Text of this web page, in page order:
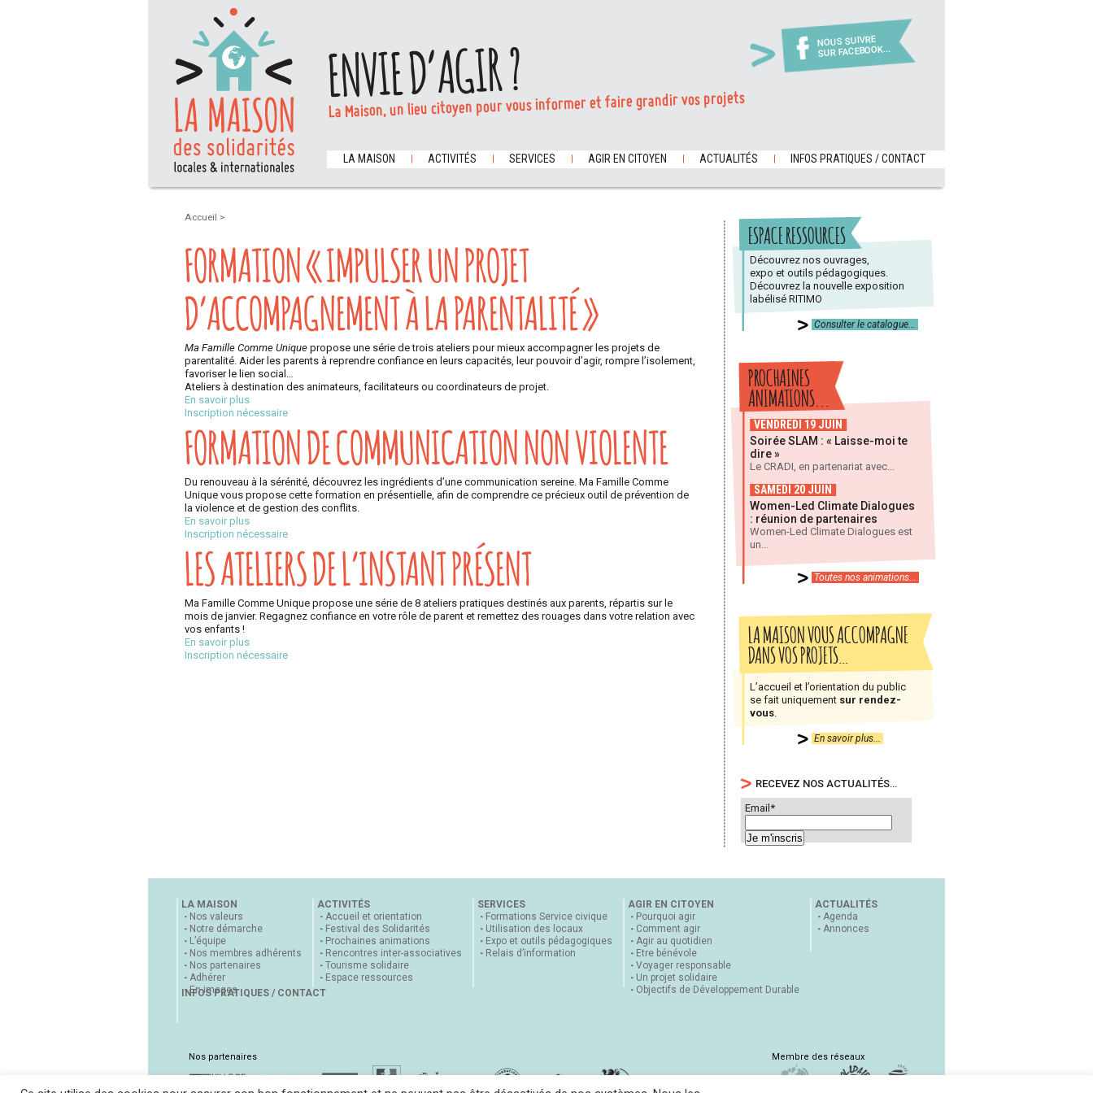
NOUS SUIVRE
SUR FACEBOOK...
ENVIE D’AGIR ?
La Maison, un lieu citoyen pour vous informer et faire grandir vos projets
LA MAISON ACTIVITÉS SERVICES AGIR EN CITOYEN ACTUALITÉS INFOS PRATIQUES / CONTACT
Accueil >
FORMATION « IMPULSER UN PROJET
D’ACCOMPAGNEMENT À LA PARENTALITÉ »
Ma Famille Comme Unique propose une série de trois ateliers pour mieux accompagner les projets de
parentalité. Aider les parents à reprendre confiance en leurs capacités, leur pouvoir d’agir, rompre l’isolement,
favoriser le lien social…
Ateliers à destination des animateurs, facilitateurs ou coordinateurs de projet.
En savoir plus
Inscription nécessaire
FORMATION DE COMMUNICATION NON VIOLENTE
Du renouveau à la sérénité, découvrez les ingrédients d’une communication sereine. Ma Famille Comme
Unique vous propose cette formation en présentielle, afin de comprendre ce précieux outil de prévention de
la violence et de gestion des conflits.
En savoir plus
Inscription nécessaire
LES ATELIERS DE L’INSTANT PRÉSENT
Ma Famille Comme Unique propose une série de 8 ateliers pratiques destinés aux parents, répartis sur le
mois de janvier. Regagnez confiance en votre rôle de parent et remettez des rouages dans votre relation avec
vos enfants !
En savoir plus
Inscription nécessaire
ESPACE RESSOURCES
Découvrez nos ouvrages,
expo et outils pédagogiques.
Découvrez la nouvelle exposition
labélisé RITIMO
Consulter le catalogue...
PROCHAINES
ANIMATIONS...
VENDREDI 19 JUIN
Soirée SLAM : « Laisse-moi te
dire »
Le CRADI, en partenariat avec...
SAMEDI 20 JUIN
Women-Led Climate Dialogues
: réunion de partenaires
Women-Led Climate Dialogues est
un...
Toutes nos animations...
LA MAISON VOUS ACCOMPAGNE
DANS VOS PROJETS…
L’accueil et l’orientation du public
se fait uniquement sur rendez-
vous
En savoir plus...
RECEVEZ NOS ACTUALITÉS…
Email*
LA MAISON
Nos valeurs
Notre démarche
L’équipe
Nos membres adhérents
Nos partenaires
Adhérer
En images
ACTIVITÉS
Accueil et orientation
Festival des Solidarités
Prochaines animations
Rencontres inter-associatives
Tourisme solidaire
Espace ressources
SERVICES
Formations Service civique
Utilisation des locaux
Expo et outils pédagogiques
Relais d’information
AGIR EN CITOYEN
Pourquoi agir
Comment agir
Agir au quotidien
Etre bénévole
Voyager responsable
Un projet solidaire
Objectifs de Développement Durable
ACTUALITÉS
Agenda
Annonces
INFOS PRATIQUES / CONTACT
Nos partenaires Membre des réseaux